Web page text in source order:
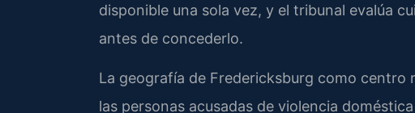
disponible una sola vez, y el tribunal evalúa
antes de concederlo.
La geografía de Fredericksburg como centro
las personas acusadas de violencia